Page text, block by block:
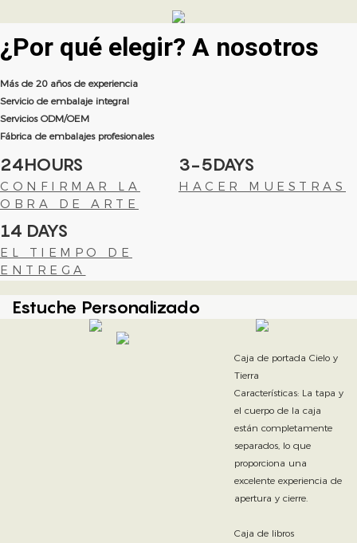
¿Por qué elegir? A nosotros
Más de 20 años de experiencia
Servicio de embalaje integral
Servicios ODM/OEM
Fábrica de embalajes profesionales
24HOURS
CONFIRMAR LA
OBRA DE ARTE
3-5DAYS
HACER MUESTRAS
14 DAYS
EL TIEMPO DE
ENTREGA
Estuche Personalizado
Caja de portada Cielo y
Tierra
Características: La tapa y
el cuerpo de la caja
están completamente
separados, lo que
proporciona una
excelente experiencia de
apertura y cierre.
Caja de libros